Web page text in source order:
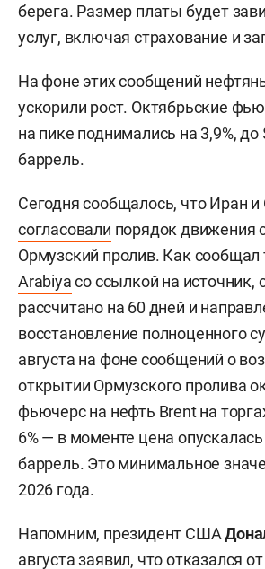
берега. Размер платы будет
услуг, включая страхование и
На фоне этих сообщений
ускорили рост. Октябрьские
на пике поднимались на 3,9%, до
баррель.
Сегодня сообщалось, что Иран
согласовали порядок движения
Ормузский пролив. Как сообщал
Arabiyaсо ссылкой на источник,
рассчитано на 60 дней и
восстановление полноценного
августа на фоне сообщений о
открытии Ормузского пролива
фьючерс на нефть Brent на
6% — в моменте цена
баррель. Это минимальное
2026 года.
Напомним, президент США
августа заявил, что отказался от